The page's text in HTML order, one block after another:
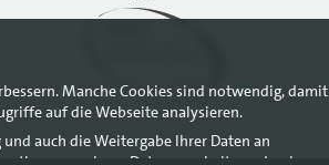
Manche Cookies sind notwendig, damit
auf die Webseite analysieren.
auch die Weitergabe Ihrer Daten an